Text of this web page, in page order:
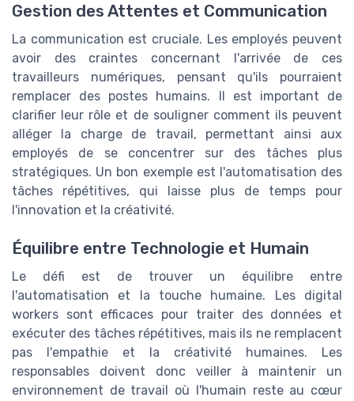
Gestion des Attentes et Communication
La communication est cruciale. Les employés peuvent
avoir des craintes concernant l'arrivée de ces
travailleurs numériques, pensant qu'ils pourraient
remplacer des postes humains. Il est important de
clarifier leur rôle et de souligner comment ils peuvent
alléger la charge de travail, permettant ainsi aux
employés de se concentrer sur des tâches plus
stratégiques. Un bon exemple est l'automatisation des
tâches répétitives, qui laisse plus de temps pour
l'innovation et la créativité.
Équilibre entre Technologie et Humain
Le défi est de trouver un équilibre entre
l'automatisation et la touche humaine. Les digital
workers sont efficaces pour traiter des données et
exécuter des tâches répétitives, mais ils ne remplacent
pas l'empathie et la créativité humaines. Les
responsables doivent donc veiller à maintenir un
environnement de travail où l'humain reste au cœur